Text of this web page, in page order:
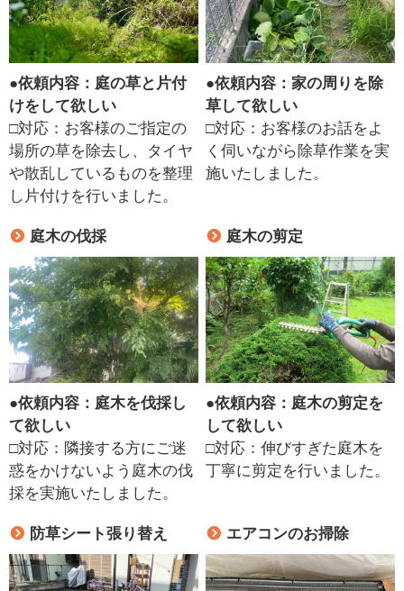
●依頼内容：庭の草と片付
けをして欲しい
□対応：お客様のご指定の
場所の草を除去し、タイヤ
や散乱しているものを整理
し片付けを行いました。
●依頼内容：家の周りを除
草して欲しい
□対応：お客様のお話をよ
く伺いながら除草作業を実
施いたしました。
庭木の伐採
●依頼内容：庭木を伐採し
て欲しい
□対応：隣接する方にご迷
惑をかけないよう庭木の伐
採を実施いたしました。
庭木の剪定
●依頼内容：庭木の剪定を
して欲しい
□対応：伸びすぎた庭木を
丁寧に剪定を行いました。
防草シート張り替え エアコンのお掃除